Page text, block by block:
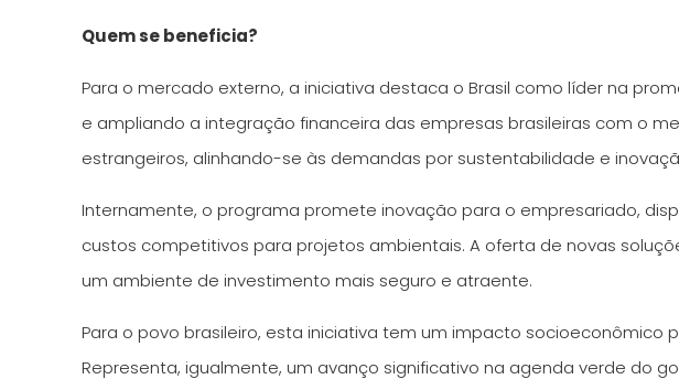
Quem se beneficia?
Para o mercado externo, a iniciativa destaca o Brasil como líder na
e ampliando a integração financeira das empresas brasileiras com o
estrangeiros, alinhando-se às demandas por sustentabilidade e
Internamente, o programa promete inovação para o empresariado,
custos competitivos para projetos ambientais. A oferta de novas
um ambiente de investimento mais seguro e atraente.
Para o povo brasileiro, esta iniciativa tem um impacto
Representa, igualmente, um avanço significativo na agenda verde do